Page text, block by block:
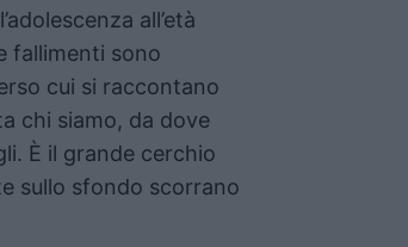
all’età
fallimenti sono
cui si raccontano
chi siamo, da dove
È il grande cerchio
sullo sfondo scorrano